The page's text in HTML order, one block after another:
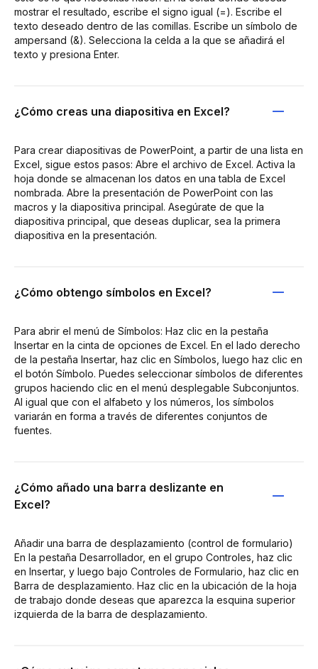
mostrar el resultado, escribe el signo igual (=). Escribe el
texto deseado dentro de las comillas. Escribe un símbolo de
ampersand (&). Selecciona la celda a la que se añadirá el
texto y presiona Enter.
¿Cómo creas una diapositiva en Excel?
Para crear diapositivas de PowerPoint, a partir de una lista en
Excel, sigue estos pasos: Abre el archivo de Excel. Activa la
hoja donde se almacenan los datos en una tabla de Excel
nombrada. Abre la presentación de PowerPoint con las
macros y la diapositiva principal. Asegúrate de que la
diapositiva principal, que deseas duplicar, sea la primera
diapositiva en la presentación.
¿Cómo obtengo símbolos en Excel?
Para abrir el menú de Símbolos: Haz clic en la pestaña
Insertar en la cinta de opciones de Excel. En el lado derecho
de la pestaña Insertar, haz clic en Símbolos, luego haz clic en
el botón Símbolo. Puedes seleccionar símbolos de diferentes
grupos haciendo clic en el menú desplegable Subconjuntos.
Al igual que con el alfabeto y los números, los símbolos
variarán en forma a través de diferentes conjuntos de
fuentes.
¿Cómo añado una barra deslizante en
Excel?
Añadir una barra de desplazamiento (control de formulario)
En la pestaña Desarrollador, en el grupo Controles, haz clic
en Insertar, y luego bajo Controles de Formulario, haz clic en
Barra de desplazamiento. Haz clic en la ubicación de la hoja
de trabajo donde deseas que aparezca la esquina superior
izquierda de la barra de desplazamiento.